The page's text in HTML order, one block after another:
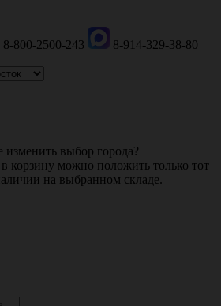
8-800-2500-243
8-914-329-38-80
выбор города?
корзину можно положить только тот
на выбранном складе.